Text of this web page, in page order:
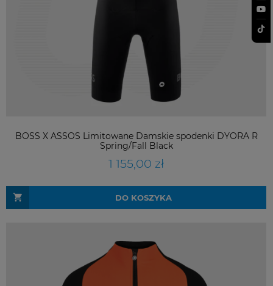
BOSS X ASSOS Limitowane Damskie spodenki DYORA R
Spring/Fall Black
1 155,00 zł
DO KOSZYKA